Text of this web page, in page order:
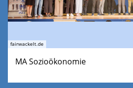
fairwackelt.de
MA Sozioökonomie